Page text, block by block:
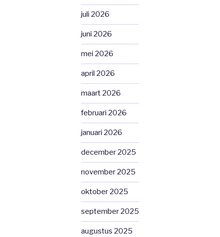
juli 2026
juni 2026
mei 2026
april 2026
maart 2026
februari 2026
januari 2026
december 2025
november 2025
oktober 2025
september 2025
augustus 2025